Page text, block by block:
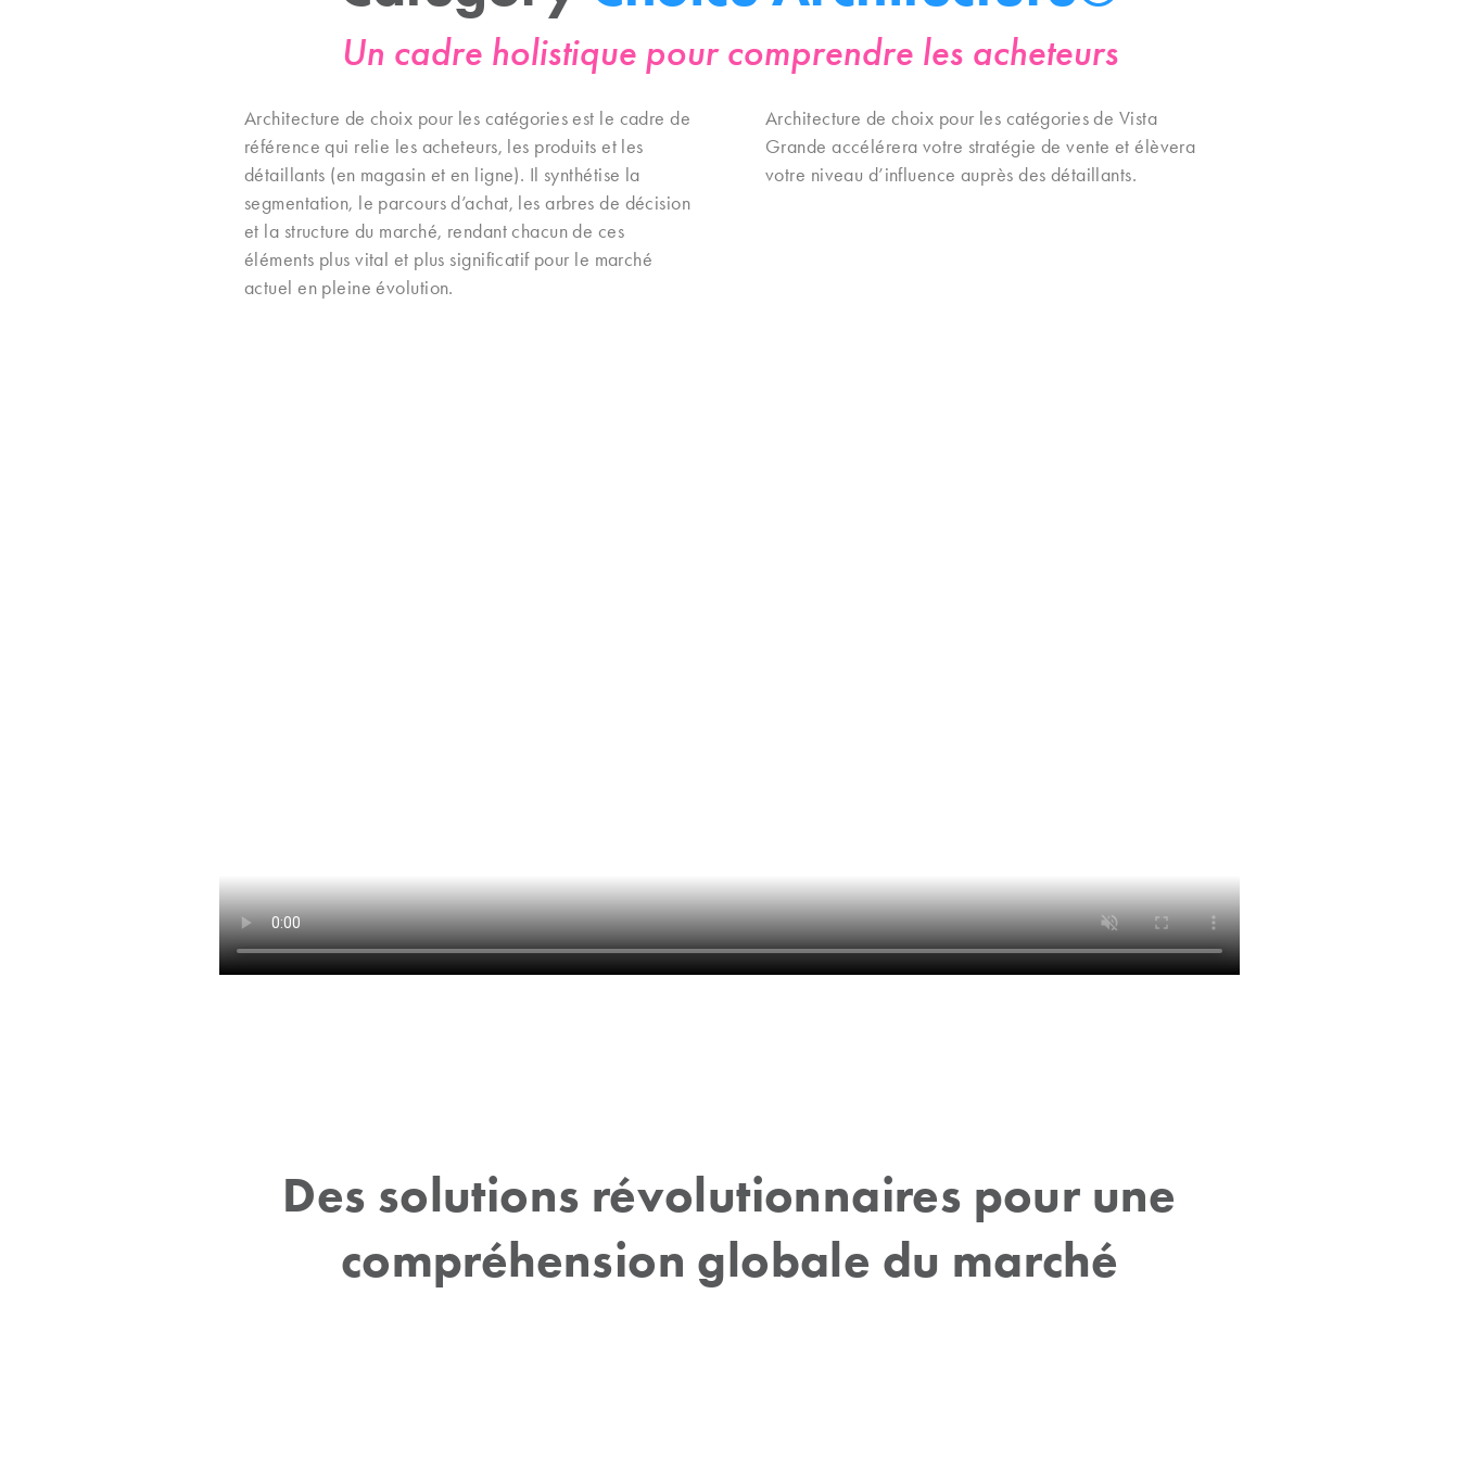
Un cadre holistique pour comprendre les acheteurs
Architecture de choix pour les catégories est le cadre de
référence qui relie les acheteurs, les produits et les
détaillants (en magasin et en ligne). Il synthétise la
segmentation, le parcours d’achat, les arbres de décision
et la structure du marché, rendant chacun de ces
éléments plus vital et plus significatif pour le marché
actuel en pleine évolution.
Architecture de choix pour les catégories de Vista
Grande accélérera votre stratégie de vente et élèvera
votre niveau d’influence auprès des détaillants.
Des solutions révolutionnaires pour une
compréhension globale du marché